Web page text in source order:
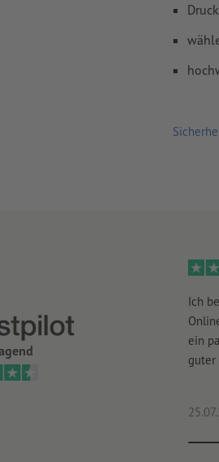
Ich
ein
guter